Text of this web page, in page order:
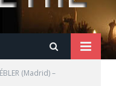
(Madrid) –